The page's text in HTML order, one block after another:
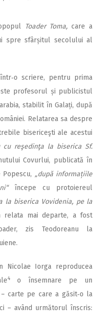
Toader Toma, care a
spre sfârșitul secolului al
scriere, pentru prima
profesorul și publicistul
stabilit în Galați, după
Relatarea sa despre
bisericeşti ale acestui
cu reşedinţa la biserica Sf.
Covurlui, publicată în
„după informațiile
începe cu protoiereul
la biserica Vovidenia, pe la
mai departe, a fost
zis Teodoreanu la
Nicolae Iorga reproducea
4o însemnare pe un
– carte pe care a găsit‑o la
– având următorul înscris: